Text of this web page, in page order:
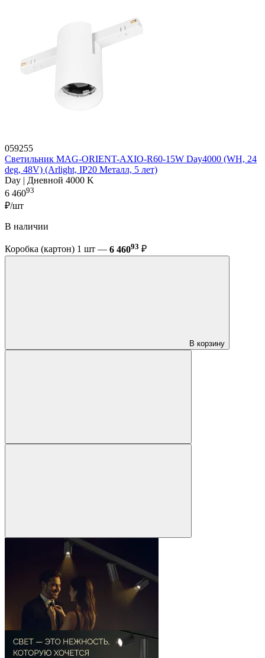
059255
Светильник MAG-ORIENT-AXIO-R60-15W Day4000 (WH, 24
deg, 48V) (Arlight, IP20 Металл, 5 лет)
Day | Дневной 4000 K
6 46093
₽/шт
В наличии
Коробка (картон) 1 шт — 6 46093 ₽
В корзину